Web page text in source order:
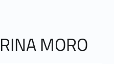
MORO